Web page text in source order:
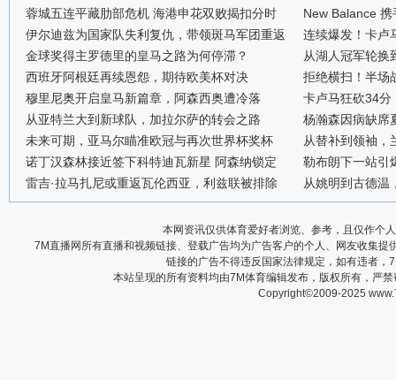
蓉城五连平藏肋部危机 海港申花双败揭扣分时
伊尔迪兹为国家队失利复仇，带领斑马军团重返
金球奖得主罗德里的皇马之路为何停滞？
西班牙阿根廷再续恩怨，期待欧美杯对决
穆里尼奥开启皇马新篇章，阿森西奥遭冷落
从亚特兰大到新球队，加拉尔萨的转会之路
未来可期，亚马尔瞄准欧冠与再次世界杯奖杯
诺丁汉森林接近签下科特迪瓦新星 阿森纳锁定
雷吉·拉马扎尼或重返瓦伦西亚，利兹联被排除
New Balance
连续爆发！卡卢
从湖人冠军轮换
拒绝横扫！半场
卡卢马狂砍34分
杨瀚森因病缺席
从替补到领袖，
勒布朗下一站引
从姚明到古德温
本网资讯仅供体育爱好者浏览、参考，且仅作个
7M直播网所有直播和视频链接、登载广告均为广告客户的个人、网友收集
链接的广告不得违反国家法律规定，如有违者
本站呈现的所有资料均由7M体育编辑发布，版权所有，严
Copyright©2009-2025